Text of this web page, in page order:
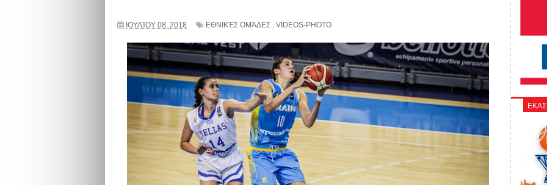
ΙΟΥΛΊΟΥ 08, 2018 ΕΘΝΙΚΈΣ ΟΜΆΔΕΣ , VIDEOS-PHOTO